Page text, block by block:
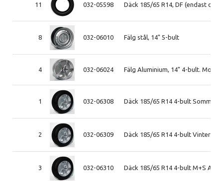
11 032-05598 Däck 185/65 R14, DF (endast
8 032-06010 Fälg stål, 14" 5-bult
4 032-06024 Fälg Aluminium, 14" 4-bult. Mod:
1 032-06308 Däck 185/65 R14 4-bult Sommar
2 032-06309 Däck 185/65 R14 4-bult Vinter
3 032-06310 Däck 185/65 R14 4-bult M+S Alu-